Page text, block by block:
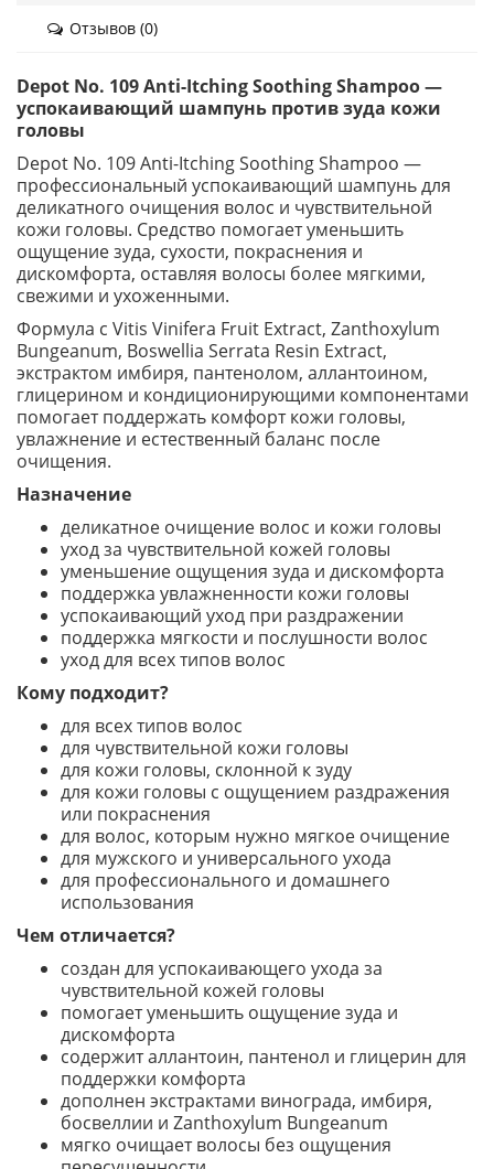
Отзывов (0)
Depot No. 109 Anti-Itching Soothing Shampoo —
успокаивающий шампунь против зуда кожи
головы
Depot No. 109 Anti-Itching Soothing Shampoo —
профессиональный успокаивающий шампунь для
деликатного очищения волос и чувствительной
кожи головы. Средство помогает уменьшить
ощущение зуда, сухости, покраснения и
дискомфорта, оставляя волосы более мягкими,
свежими и ухоженными.
Формула с Vitis Vinifera Fruit Extract, Zanthoxylum
Bungeanum, Boswellia Serrata Resin Extract,
экстрактом имбиря, пантенолом, аллантоином,
глицерином и кондиционирующими компонентами
помогает поддержать комфорт кожи головы,
увлажнение и естественный баланс после
очищения.
Назначение
деликатное очищение волос и кожи головы
уход за чувствительной кожей головы
уменьшение ощущения зуда и дискомфорта
поддержка увлажненности кожи головы
успокаивающий уход при раздражении
поддержка мягкости и послушности волос
уход для всех типов волос
Кому подходит?
для всех типов волос
для чувствительной кожи головы
для кожи головы, склонной к зуду
для кожи головы с ощущением раздражения
или покраснения
для волос, которым нужно мягкое очищение
для мужского и универсального ухода
для профессионального и домашнего
использования
Чем отличается?
создан для успокаивающего ухода за
чувствительной кожей головы
помогает уменьшить ощущение зуда и
дискомфорта
содержит аллантоин, пантенол и глицерин для
поддержки комфорта
дополнен экстрактами винограда, имбиря,
босвеллии и Zanthoxylum Bungeanum
мягко очищает волосы без ощущения